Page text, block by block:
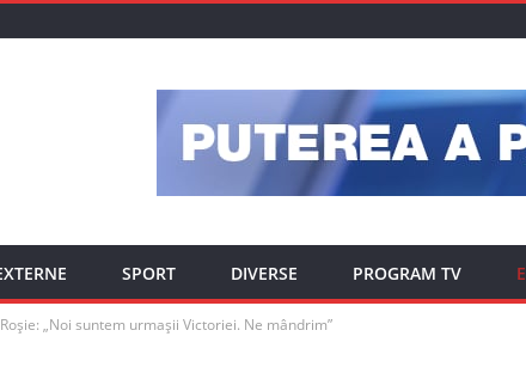
SPORT DIVERSE PROGRAM TV
„Noi suntem urmașii Victoriei. Ne mândrim”